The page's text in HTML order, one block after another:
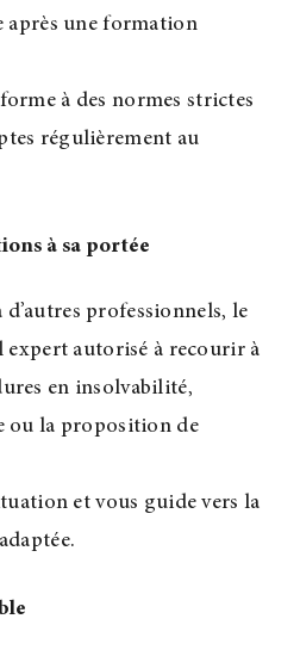
après une formation
à des normes strictes
régulièrement au
à sa portée
professionnels, le
expert autorisé à recourir à
en insolvabilité,
ou la proposition de
et vous guide vers la